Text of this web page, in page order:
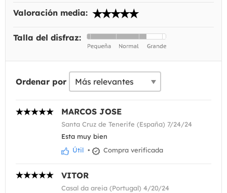
Valoración media:
Talla del disfraz:
Ordenar por
MARCOS JOSE
Santa Cruz de Tenerife (España) 7/24/24
Esta muy bien
Útil • Compra verificada
VITOR
Casal da areia (Portugal) 4/20/24